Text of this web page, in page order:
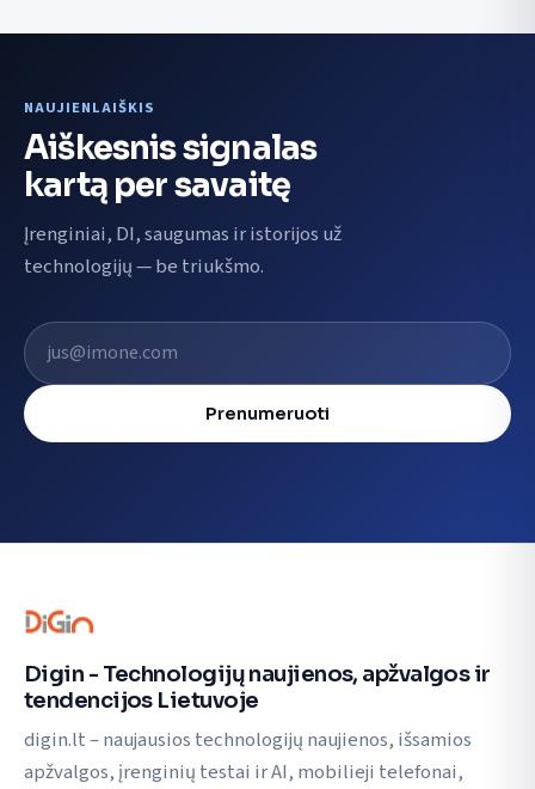
NAUJIENLAIŠKIS
Aiškesnis signalas
kartą per savaitę
Įrenginiai, DI, saugumas ir istorijos už
technologijų — be triukšmo.
El. pašto adresas
Prenumeruoti
Digin - Technologijų naujienos, apžvalgos ir
tendencijos Lietuvoje
digin.lt – naujausios technologijų naujienos, išsamios
apžvalgos, įrenginių testai ir AI, mobilieji telefonai,